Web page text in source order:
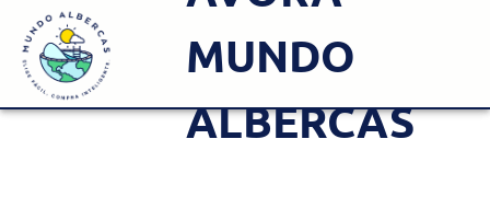
MUNDO
ALBERCAS